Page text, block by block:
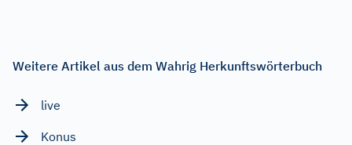
Weitere Artikel aus dem Wahrig Herkunftswörterbuch
live
Konus